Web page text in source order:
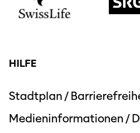
Diese Seite wird mit
HILFE
Stadtplan /
Medieninformationen /